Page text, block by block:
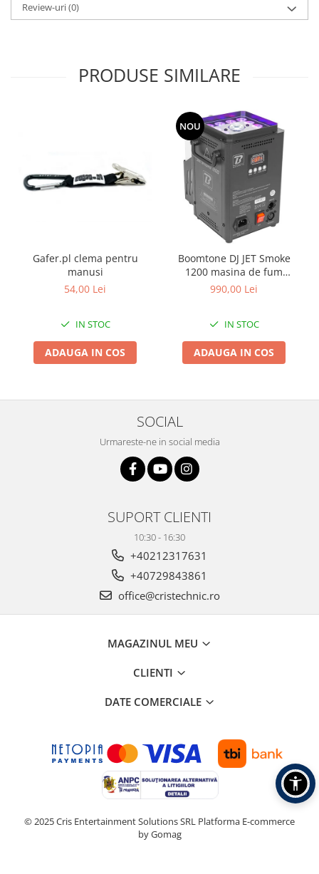
Review-uri(0)
PRODUSE SIMILARE
Gafer.pl clema pentru
manusi
54,00 Lei
IN STOC
ADAUGA IN COS
NOU
Boomtone DJ JET Smoke
1200 masina de fum
vertical cu LED
990,00 Lei
IN STOC
ADAUGA IN COS
SOCIAL
Urmareste-ne in social media
SUPORT CLIENTI
10:30 - 16:30
+40212317631
+40729843861
office@cristechnic.ro
MAGAZINUL MEU
CLIENTI
DATE COMERCIALE
© 2025 Cris Entertainment Solutions SRL Platforma E-commerce
by Gomag